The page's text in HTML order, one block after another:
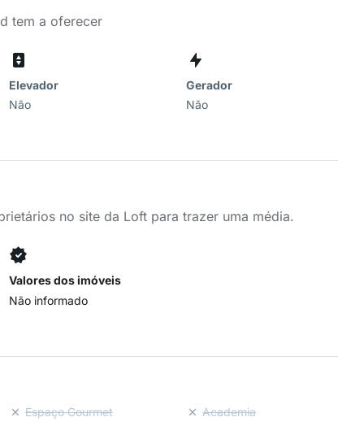
tem a oferecer
Elevador
Não
Gerador
Não
no site da Loft para trazer uma média.
Valores dos imóveis
Não informado
Espaço Gourmet Academia